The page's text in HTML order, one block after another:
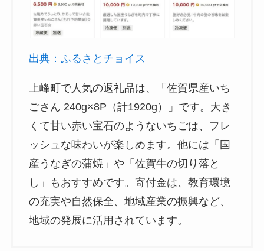
出典：ふるさとチョイス
上峰町で人気の返礼品は、「佐賀県産いち
ごさん 240g×8P（計1920g）」です。大き
くて甘い赤い宝石のようないちごは、フレ
ッシュな味わいが楽しめます。他には「国
産うなぎの蒲焼」や「佐賀牛の切り落と
し」もおすすめです。寄付金は、教育環境
の充実や自然保全、地域産業の振興など、
地域の発展に活用されています。